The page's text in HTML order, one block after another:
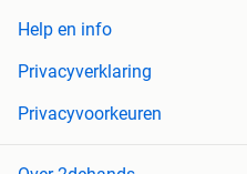
Help en info
Privacyverklaring
Privacyvoorkeuren